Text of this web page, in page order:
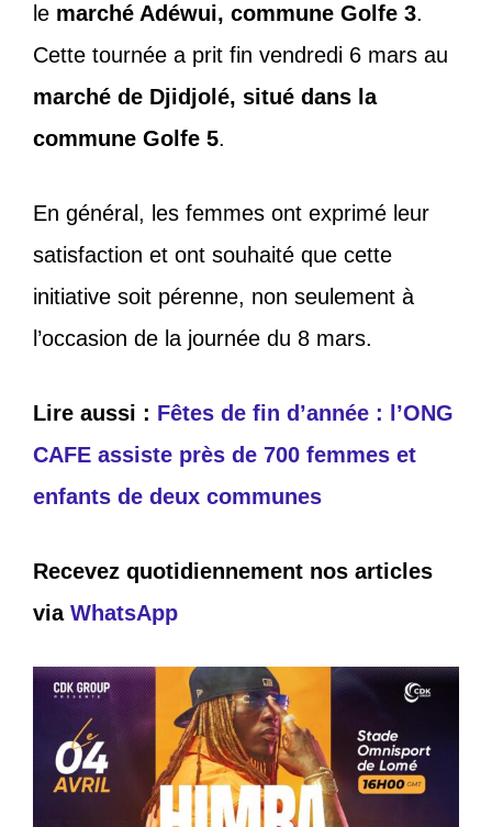
le marché Adéwui, commune Golfe 3.
Cette tournée a prit fin vendredi 6 mars au
marché de Djidjolé, situé dans la
commune Golfe 5.
En général, les femmes ont exprimé leur
satisfaction et ont souhaité que cette
initiative soit pérenne, non seulement à
l’occasion de la journée du 8 mars.
Lire aussi : Fêtes de fin d’année : l’ONG
CAFE assiste près de 700 femmes et
enfants de deux communes
Recevez quotidiennement nos articles
via WhatsApp